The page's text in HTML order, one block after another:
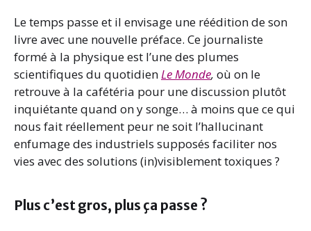
Le temps passe et il envisage une réédition de son
livre avec une nouvelle préface. Ce journaliste
formé à la physique est l’une des plumes
scientifiques du quotidienLe Monde, où on le
retrouve à la cafétéria pour une discussion plutôt
inquiétante quand on y songe… à moins que ce qui
nous fait réellement peur ne soit l’hallucinant
enfumage des industriels supposés faciliter nos
vies avec des solutions (in)visiblement toxiques ?
Plus c’est gros, plus ça passe ?